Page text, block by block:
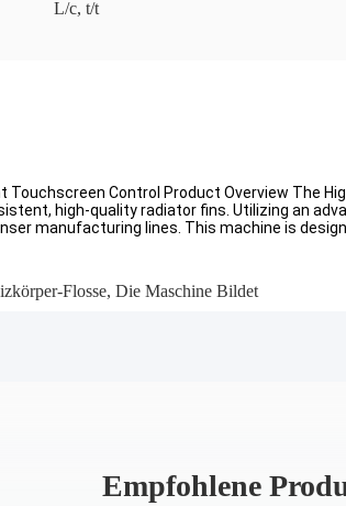
L/c, t/t
Touchscreen Control Product Overview The
high-quality radiator fins. Utilizing an
manufacturing lines. This machine is
Flosse, Die Maschine Bildet
Empfohlene